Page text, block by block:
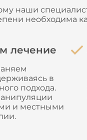
наши
необходима
лечение
в
подхода.
и местными